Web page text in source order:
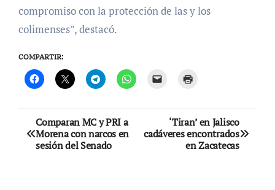
compromiso con la protección de las y los
colimenses”, destacó.
COMPARTIR:
Navegación
de
Comparan MC y PRI a
Morena con narcos en
sesión del Senado
‘Tiran’ en Jalisco
cadáveres encontrados
en Zacatecas